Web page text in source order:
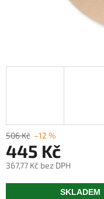
506 Kč –12 %
445 Kč
367,77 Kč bez DPH
Měrná
SKLADEM